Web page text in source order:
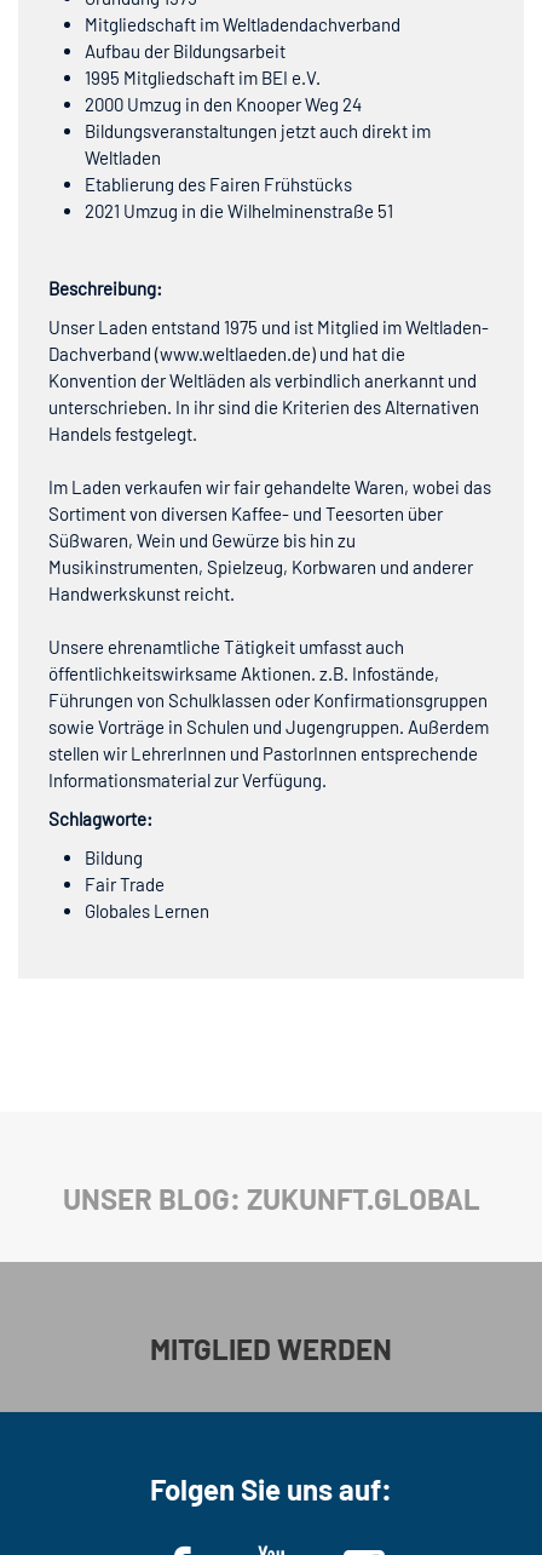
Mitgliedschaft im Weltladendachverband
Aufbau der Bildungsarbeit
1995 Mitgliedschaft im BEI e.V.
2000 Umzug in den Knooper Weg 24
Bildungsveranstaltungen jetzt auch direkt im
Weltladen
Etablierung des Fairen Frühstücks
2021 Umzug in die Wilhelminenstraße 51
Beschreibung:
Unser Laden entstand 1975 und ist Mitglied im Weltladen-
Dachverband (www.weltlaeden.de) und hat die
Konvention der Weltläden als verbindlich anerkannt und
unterschrieben. In ihr sind die Kriterien des Alternativen
Handels festgelegt.
Im Laden verkaufen wir fair gehandelte Waren, wobei das
Sortiment von diversen Kaffee- und Teesorten über
Süßwaren, Wein und Gewürze bis hin zu
Musikinstrumenten, Spielzeug, Korbwaren und anderer
Handwerkskunst reicht.
Unsere ehrenamtliche Tätigkeit umfasst auch
öffentlichkeitswirksame Aktionen. z.B. Infostände,
Führungen von Schulklassen oder Konfirmationsgruppen
sowie Vorträge in Schulen und Jugengruppen. Außerdem
stellen wir LehrerInnen und PastorInnen entsprechende
Informationsmaterial zur Verfügung.
Schlagworte:
Bildung
Fair Trade
Globales Lernen
UNSER BLOG: ZUKUNFT.GLOBAL
MITGLIED WERDEN
Folgen Sie uns auf: